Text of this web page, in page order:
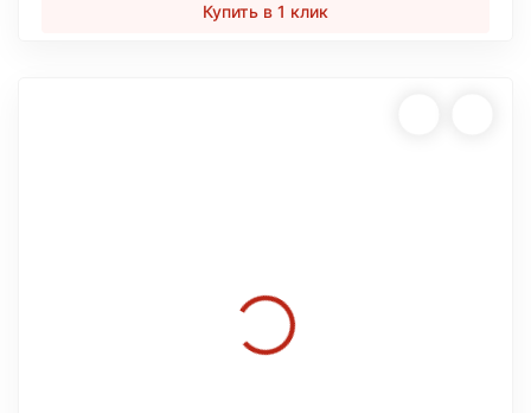
Купить в 1 клик